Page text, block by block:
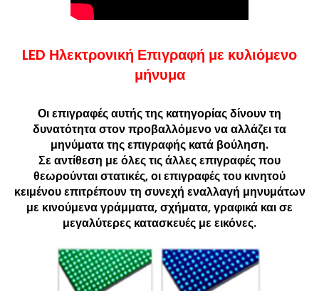
LED Ηλεκτρονική Επιγραφή με κυλιόμενο
μήνυμα
Οι επιγραφές αυτής της κατηγορίας δίνουν τη
δυνατότητα στον προβαλλόμενο να αλλάζει τα
μηνύματα της επιγραφής κατά βούληση.
Σε αντίθεση με όλες τις άλλες επιγραφές που
θεωρούνται στατικές, οι επιγραφές του κινητού
κειμένου επιτρέπουν τη συνεχή εναλλαγή μηνυμάτων
με κινούμενα γράμματα, σχήματα, γραφικά και σε
μεγαλύτερες κατασκευές με εικόνες.